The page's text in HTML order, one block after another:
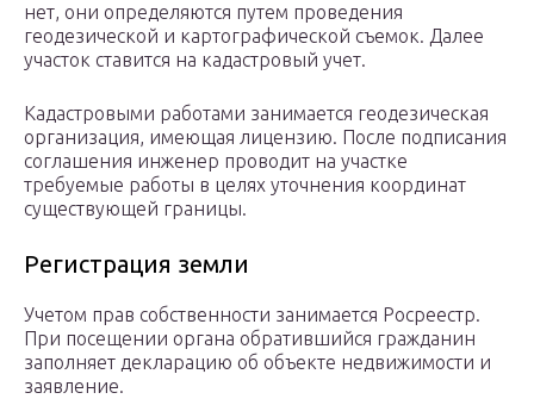
нет, они определяются путем проведения
геодезической и картографической съемок. Далее
участок ставится на кадастровый учет.
Кадастровыми работами занимается геодезическая
организация, имеющая лицензию. После подписания
соглашения инженер проводит на участке
требуемые работы в целях уточнения координат
существующей границы.
Регистрация земли
Учетом прав собственности занимается Росреестр.
При посещении органа обратившийся гражданин
заполняет декларацию об объекте недвижимости и
заявление.